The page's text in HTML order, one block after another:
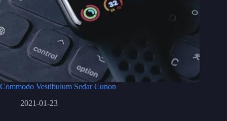
Commodo Vestibulum Sedar Cunon
2021-01-23